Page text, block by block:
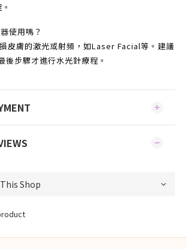
使用嗎？
皮膚的激光或射頻，如Laser Facial等。建議
後步驟才進行水光針療程。